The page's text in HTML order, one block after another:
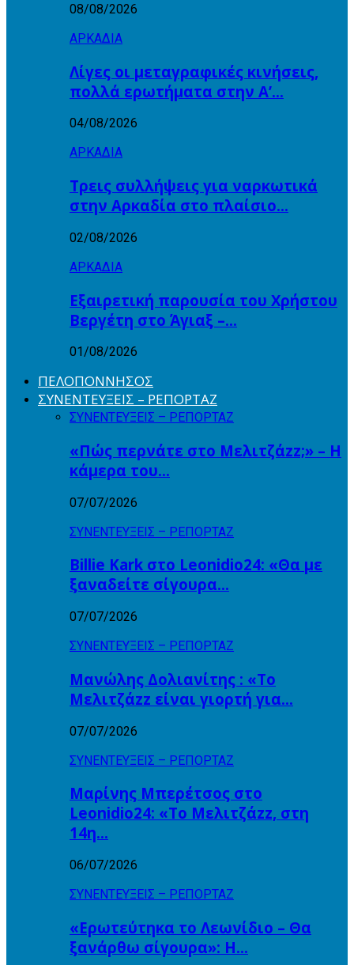
08/08/2026
ΑΡΚΑΔΙΑ
Λίγες οι μεταγραφικές κινήσεις,
πολλά ερωτήματα στην Α’…
04/08/2026
ΑΡΚΑΔΙΑ
Τρεις συλλήψεις για ναρκωτικά
στην Αρκαδία στο πλαίσιο…
02/08/2026
ΑΡΚΑΔΙΑ
Εξαιρετική παρουσία του Χρήστου
Βεργέτη στο Άγιαξ –…
01/08/2026
ΠΕΛΟΠΟΝΝΗΣΟΣ
ΣΥΝΕΝΤΕΥΞΕΙΣ – ΡΕΠΟΡΤΑΖ
ΣΥΝΕΝΤΕΥΞΕΙΣ – ΡΕΠΟΡΤΑΖ
«Πώς περνάτε στο Μελιτζάzz;» – Η
κάμερα του…
07/07/2026
ΣΥΝΕΝΤΕΥΞΕΙΣ – ΡΕΠΟΡΤΑΖ
Billie Kark στο Leonidio24: «Θα με
ξαναδείτε σίγουρα…
07/07/2026
ΣΥΝΕΝΤΕΥΞΕΙΣ – ΡΕΠΟΡΤΑΖ
Μανώλης Δολιανίτης : «Το
Μελιτζάzz είναι γιορτή για…
07/07/2026
ΣΥΝΕΝΤΕΥΞΕΙΣ – ΡΕΠΟΡΤΑΖ
Μαρίνης Μπερέτσος στο
Leonidio24: «Το Μελιτζάzz, στη
14η…
06/07/2026
ΣΥΝΕΝΤΕΥΞΕΙΣ – ΡΕΠΟΡΤΑΖ
«Ερωτεύτηκα το Λεωνίδιο – Θα
ξανάρθω σίγουρα»: Η…